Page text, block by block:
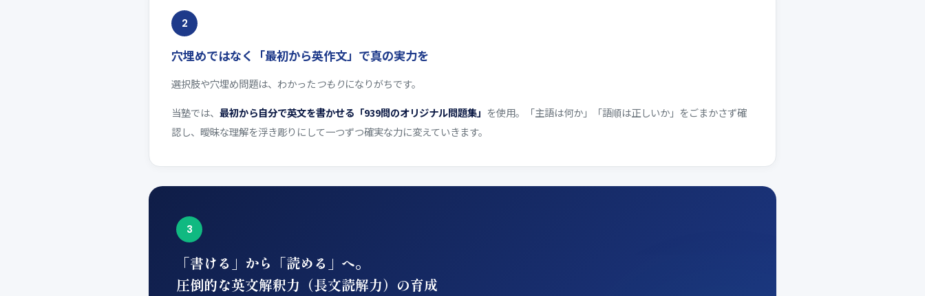
2
穴埋めではなく「最初から英作文」で真の実力を
選択肢や穴埋め問題は、わかったつもりになりがちです。
当塾では、 最初から自分で英文を書かせる「939問のオリジナル問題集」 を使用。「主語は何か」「語順は正しいか」をごまかさず確
認し、曖昧な理解を浮き彫りにして一つずつ確実な力に変えていきます。
3
「書ける」から「読める」へ。
圧倒的な英文解釈力（長文読解力）の育成